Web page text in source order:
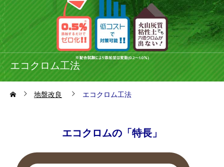
エコクロム工法
地盤改良 エコクロム工法
エコクロムの 「特長」